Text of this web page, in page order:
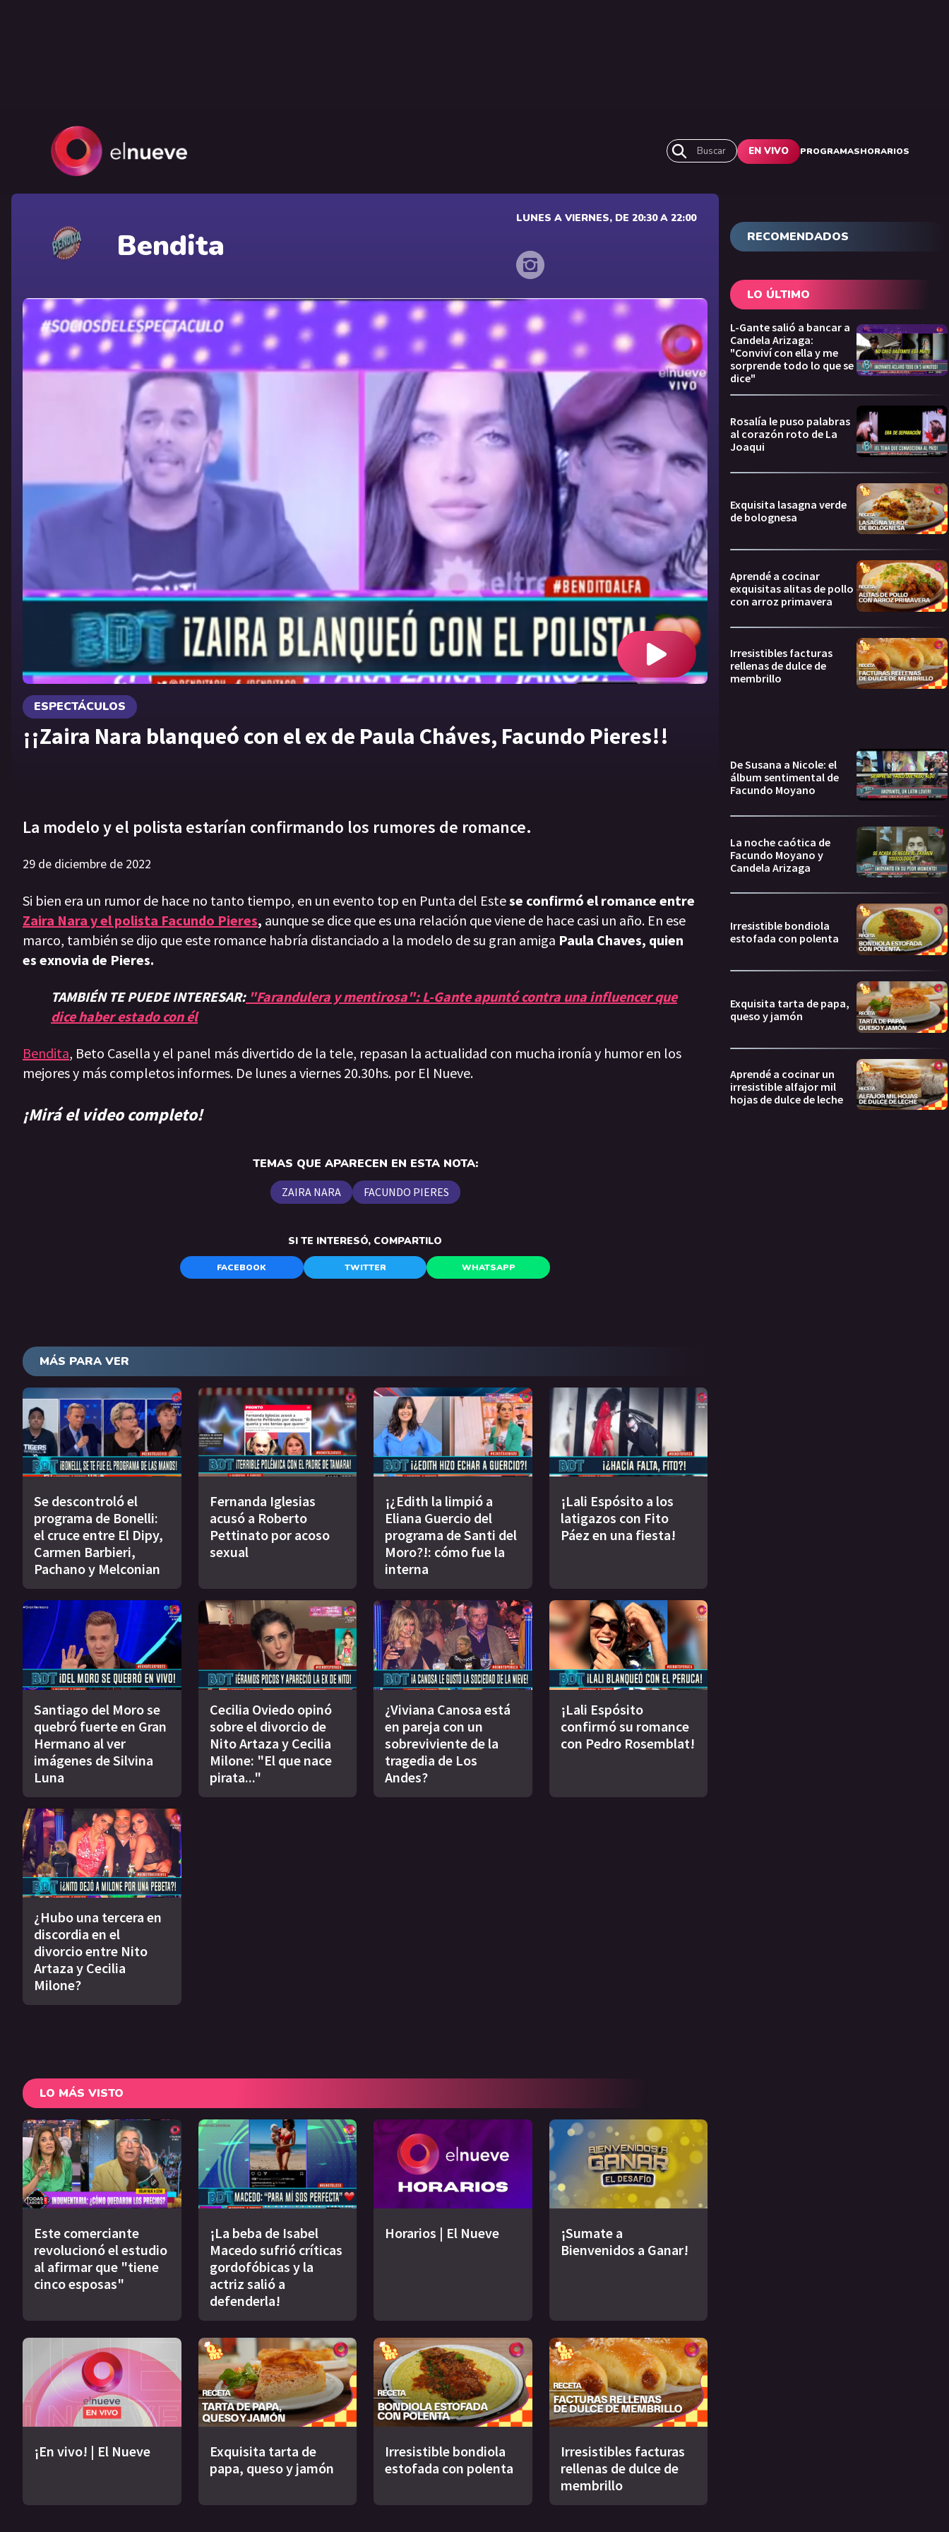
Buscar EN VIVO PROGRAMASHORARIOS
Bendita
LUNES A VIERNES, DE 20:30 A 22:00
ESPECTÁCULOS
¡¡Zaira Nara blanqueó con el ex de Paula Cháves, Facundo Pieres!!
La modelo y el polista estarían confirmando los rumores de romance.
29 de diciembre de 2022
Si bien era un rumor de hace no tanto tiempo, en un evento top en Punta del Estese confirmó el romance entre
Zaira Nara y el polista Facundo Pieres, aunque se dice que es una relación que viene de hace casi un año. En ese
marco, también se dijo que este romance habría distanciado a la modelo de su gran amiga Paula Chaves, quien
es exnovia de Pieres.
TAMBIÉN TE PUEDE INTERESAR:"Farandulera y mentirosa": L-Gante apuntó contra una influencer que
dice haber estado con él
Bendita, Beto Casella y el panel más divertido de la tele, repasan la actualidad con mucha ironía y humor en los
mejores y más completos informes. De lunes a viernes 20.30hs. por El Nueve.
¡Mirá el video completo!
TEMAS QUE APARECEN EN ESTA NOTA:
ZAIRA NARA FACUNDO PIERES
SI TE INTERESÓ, COMPARTILO
FACEBOOK TWITTER WHATSAPP
MÁS PARA VER
Se descontroló el
programa de Bonelli:
el cruce entre El Dipy,
Carmen Barbieri,
Pachano y Melconian
Fernanda Iglesias
acusó a Roberto
Pettinato por acoso
sexual
¡¿Edith la limpió a
Eliana Guercio del
programa de Santi del
Moro?!: cómo fue la
interna
¡Lali Espósito a los
latigazos con Fito
Páez en una fiesta!
Santiago del Moro se
quebró fuerte en Gran
Hermano al ver
imágenes de Silvina
Luna
Cecilia Oviedo opinó
sobre el divorcio de
Nito Artaza y Cecilia
Milone: "El que nace
pirata..."
¿Viviana Canosa está
en pareja con un
sobreviviente de la
tragedia de Los
Andes?
¡Lali Espósito
confirmó su romance
con Pedro Rosemblat!
¿Hubo una tercera en
discordia en el
divorcio entre Nito
Artaza y Cecilia
Milone?
LO MÁS VISTO
Este comerciante
revolucionó el estudio
al afirmar que "tiene
cinco esposas"
¡La beba de Isabel
Macedo sufrió críticas
gordofóbicas y la
actriz salió a
defenderla!
Horarios | El Nueve
¡Sumate a
Bienvenidos a Ganar!
¡En vivo! | El Nueve
Exquisita tarta de
papa, queso y jamón
Irresistible bondiola
estofada con polenta
Irresistibles facturas
rellenas de dulce de
membrillo
RECOMENDADOS
LO ÚLTIMO
L-Gante salió a bancar a
Candela Arizaga:
"Conviví con ella y me
sorprende todo lo que se
dice"
Rosalía le puso palabras
al corazón roto de La
Joaqui
Exquisita lasagna verde
de bolognesa
Aprendé a cocinar
exquisitas alitas de pollo
con arroz primavera
Irresistibles facturas
rellenas de dulce de
membrillo
De Susana a Nicole: el
álbum sentimental de
Facundo Moyano
La noche caótica de
Facundo Moyano y
Candela Arizaga
Irresistible bondiola
estofada con polenta
Exquisita tarta de papa,
queso y jamón
Aprendé a cocinar un
irresistible alfajor mil
hojas de dulce de leche